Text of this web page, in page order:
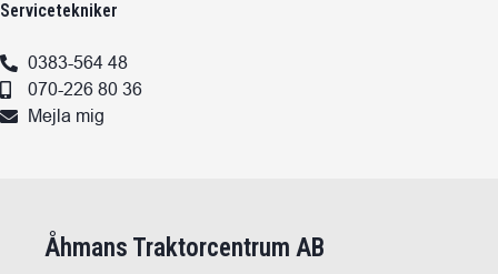
Servicetekniker
0383-564 48
070-226 80 36
Mejla mig
Åhmans Traktorcentrum AB